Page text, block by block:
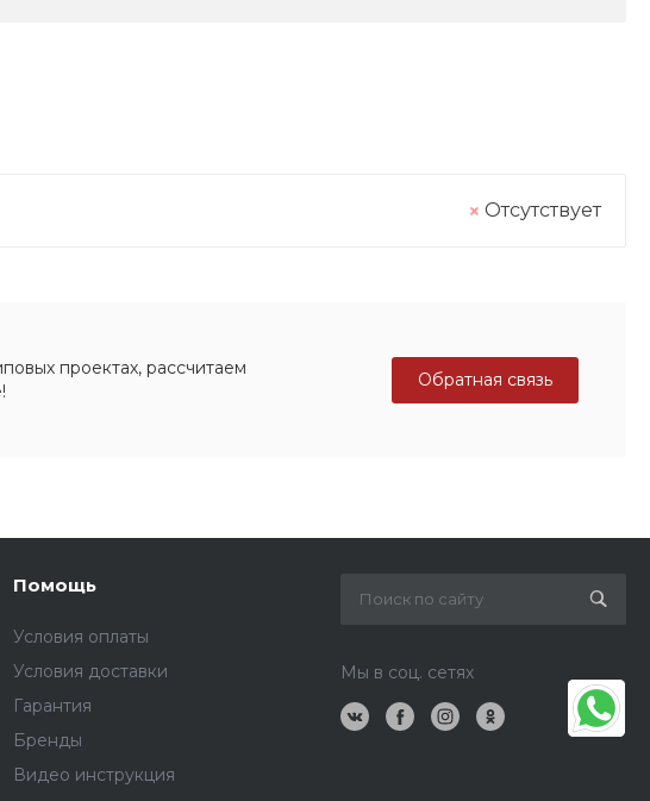
Отсутствует
проектах, рассчитаем
Обратная связь
Помощь
Условия оплаты
Условия доставки
Гарантия
Бренды
Видео инструкция
Мы в соц. сетях